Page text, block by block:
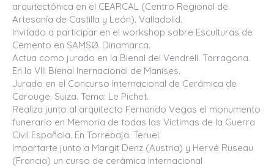
arquitectónica en el CEARCAL (Centro Regional de
Artesanía de Castilla y León). Valladolid.
Invitado a participar en el workshop sobre Esculturas de
Cemento en SAMSØ. Dinamarca.
Actua como jurado en la Bienal del Vendrell. Tarragona.
En la VIII Bienal Inernacional de Manises.
Jurado en el Concurso Internacional de Cerámica de
Carouge. Suiza. Tema: Le Pichet.
Realiza junto al arquitecto Fernando Vegas el monumento
funerario en Memoria de todas las Victimas de la Guerra
Civil Española. En Torrebaja. Teruel.
Impartarte junto a Margit Denz (Austria) y Hervé Ruseau
(Francia) un curso de cerámica Internacional